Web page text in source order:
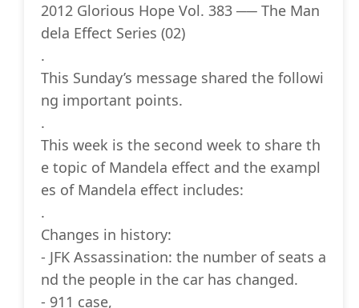
2012 Glorious Hope Vol. 383 ── The Man
dela Effect Series (02)
.
This Sunday’s message shared the followi
ng important points.
.
This week is the second week to share th
e topic of Mandela effect and the exampl
es of Mandela effect includes:
.
Changes in history:
- JFK Assassination: the number of seats a
nd the people in the car has changed.
- 911 case,